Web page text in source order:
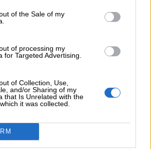
of the Sale of my
of processing my
for Targeted Advertising.
of Collection, Use,
and/or Sharing of my
that Is Unrelated with the
it was collected.